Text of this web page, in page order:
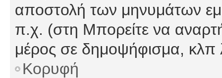
αποστολή των μηνυμάτων
π.χ. (στη Μπορείτε να
μέρος σε δημοψήφισμα, κλπ
Κορυφή